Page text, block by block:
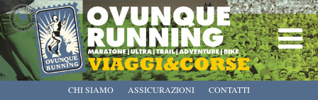
CHI SIAMO
ASSICURAZIONI CONTATTI